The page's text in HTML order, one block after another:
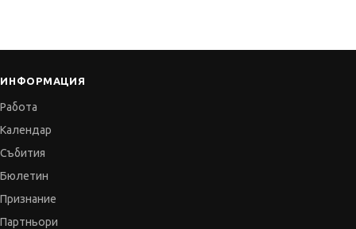
ИНФОРМАЦИЯ
Работа
Календар
Събития
Бюлетин
Признание
Партньори